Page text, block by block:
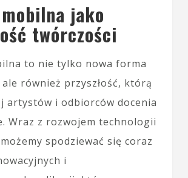
jako
twórczości
to nie tylko nowa forma
również przyszłość, którą
artystów i odbiorców docenia
Wraz z rozwojem technologii
spodziewać się coraz
i